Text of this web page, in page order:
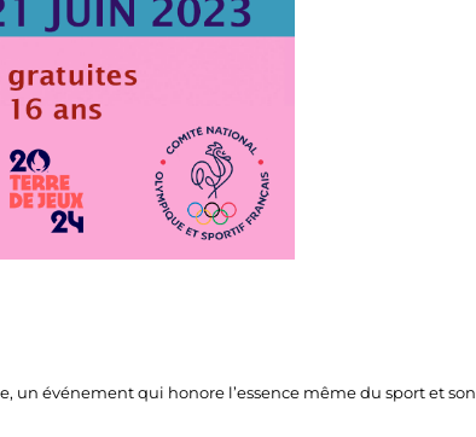
un événement qui honore l’essence même du sport et son